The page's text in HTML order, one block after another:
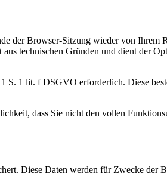
der Browser-Sitzung wieder von Ihrem
technischen Gründen und dient der
S. 1 lit. f DSGVO erforderlich. Diese
dass Sie nicht den vollen
Diese Daten werden für Zwecke der